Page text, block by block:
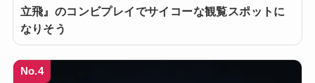
立飛』のコンビプレイでサイコーな観覧スポットに
なりそう
No.4